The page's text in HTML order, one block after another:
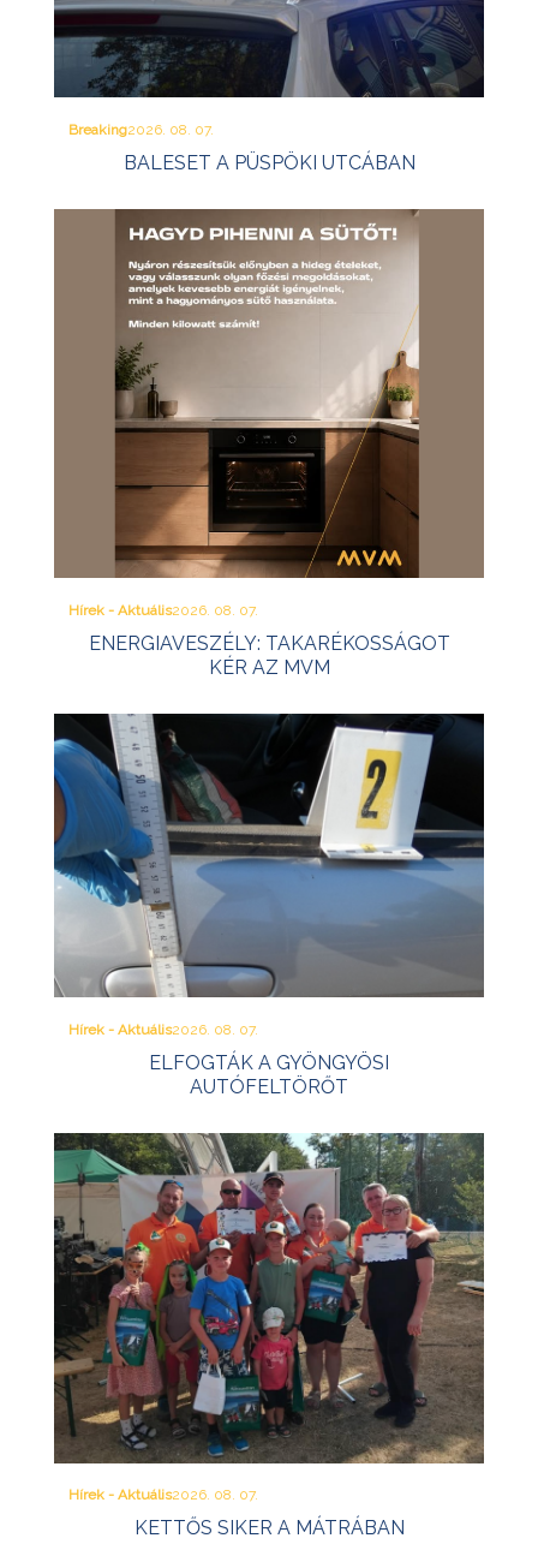
Breaking2026. 08. 07.
BALESET A PÜSPÖKI UTCÁBAN
Hírek - Aktuális2026. 08. 07.
ENERGIAVESZÉLY: TAKARÉKOSSÁGOT
KÉR AZ MVM
Hírek - Aktuális2026. 08. 07.
ELFOGTÁK A GYÖNGYÖSI
AUTÓFELTÖRŐT
Hírek - Aktuális2026. 08. 07.
KETTŐS SIKER A MÁTRÁBAN